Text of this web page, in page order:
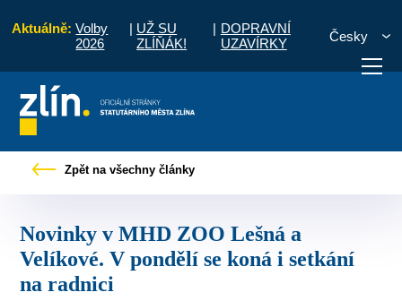
Aktuálně: Volby
2026
| UŽ SU
ZLÍŇÁK!
| DOPRAVNÍ
UZAVÍRKY
Česky
vyřídit Potřebuji zaplatit
Zpět na všechny články
Novinky v MHD ZOO Lešná a
Velíkové. V pondělí se koná i setkání
na radnici